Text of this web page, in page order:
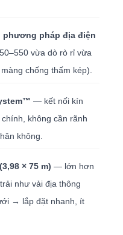
phương pháp địa điện
vừa dò rò rỉ vừa
chống thấm kép).
— kết nối kín
không cần rãnh
không.
× 75 m) — lớn hơn
như vải địa thông
→ lắp đặt nhanh, ít